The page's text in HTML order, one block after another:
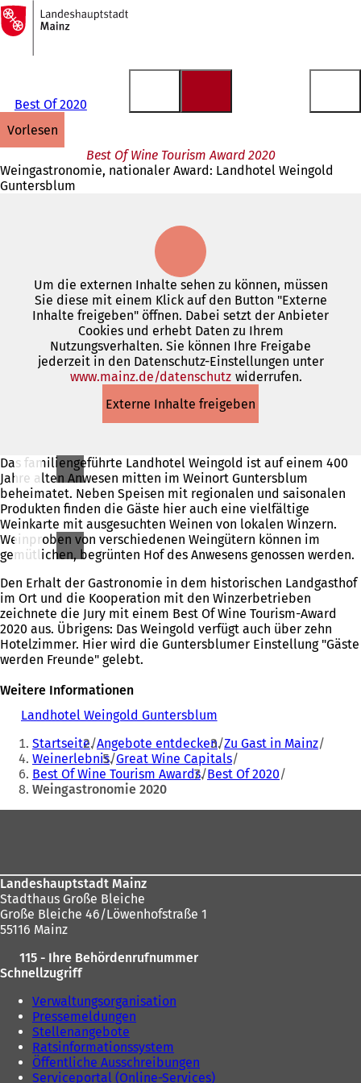
Inhalt anspringen
Zur
Startseite
Best Of 2020
vorlesen
Best Of Wine Tourism Award 2020
Weingastronomie, nationaler Award: Landhotel Weingold
Guntersblum
Um die externen Inhalte sehen zu können, müssen
Sie diese mit einem Klick auf den Button "Externe
Inhalte freigeben" öffnen. Dabei setzt der Anbieter
Cookies und erhebt Daten zu Ihrem
Nutzungsverhalten. Sie können Ihre Freigabe
jederzeit in den Datenschutz-Einstellungen unter
www.mainz.de/datenschutz(Öffnet
einem
neuen
widerrufen.
Externe Inhalte freigeben
Das familiengeführte Landhotel Weingold ist auf einem 400
Jahre alten Anwesen mitten im Weinort Guntersblum
beheimatet. Neben Speisen mit regionalen und saisonalen
Produkten finden die Gäste hier auch eine vielfältige
Weinkarte mit ausgesuchten Weinen von lokalen Winzern.
Weinproben von verschiedenen Weingütern können im
gemütlichen, begrünten Hof des Anwesens genossen werden.
Den Erhalt der Gastronomie in dem historischen Landgasthof
im Ort und die Kooperation mit den Winzerbetrieben
zeichnete die Jury mit einem Best Of Wine Tourism-Award
2020 aus. Übrigens: Das Weingold verfügt auch über zehn
Hotelzimmer. Hier wird die Guntersblumer Einstellung "Gäste
werden Freunde" gelebt.
Weitere Informationen
Landhotel Weingold Guntersblum
f
f
n
t
Sie
befinden
sich
Startseite Angebote entdecken Zu Gast in Mainz
Weinerlebnis Great Wine Capitals
Best Of Wine Tourism Awards Best Of 2020
Weingastronomie 2020
Landeshauptstadt Mainz
Stadthaus Große Bleiche
Große Bleiche 46/Löwenhofstraße 1
55116 Mainz
115 - Ihre Behördenrufnummer
Schnellzugriff
Verwaltungsorganisation
Pressemeldungen
Stellenangebote
Ratsinformationssystem
Öffentliche Ausschreibungen
Serviceportal (Online-Services)